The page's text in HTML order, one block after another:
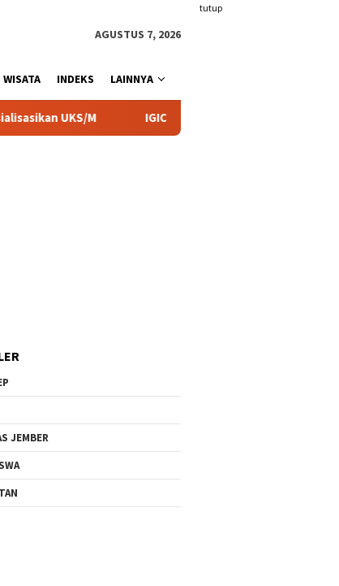
tutup
AGUSTUS 7, 2026
WISATA INDEKS LAINNYA
M IGIC 2026, UIN KHAS Mendukung Upaya
JEMBER